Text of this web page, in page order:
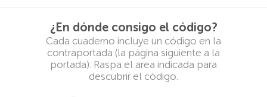
¿En dónde consigo el código?
Cada cuaderno incluye un código en la
contraportada (la página siguiente a la
portada). Raspa el area indicada para
descubrir el código.